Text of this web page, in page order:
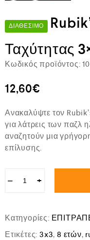
ΔΙΑΘΈΣΙΜΟ
Ταχύτητας
Κωδικός προϊόντος:
12,60€
Ανακαλύψτε τον
για λάτρεις των παζλ
αναζητούν μια
επίλυσης.
− +
Κατηγορίες:
Ετικέτες: 3x3,8 ετών,